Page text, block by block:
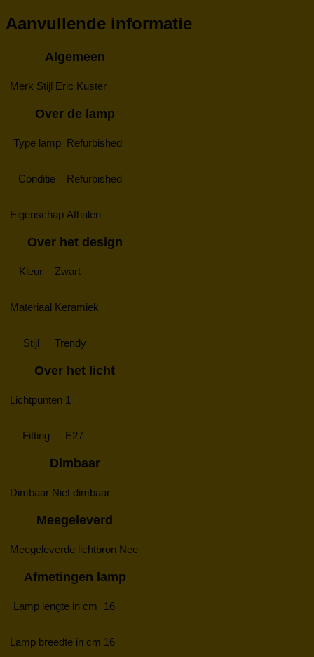
Aanvullende informatie
Algemeen
Merk Stijl Eric Kuster
Over de lamp
Type lamp Refurbished
Conditie Refurbished
Eigenschap Afhalen
Over het design
Kleur Zwart
Materiaal Keramiek
Stijl Trendy
Over het licht
Lichtpunten 1
Fitting E27
Dimbaar
Dimbaar Niet dimbaar
Meegeleverd
Meegeleverde lichtbron Nee
Afmetingen lamp
Lamp lengte in cm 16
Lamp breedte in cm 16